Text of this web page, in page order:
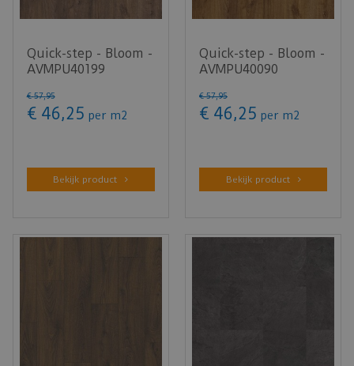
Quick-step - Bloom -
AVMPU40199
e eik (K…
€ 57,95
€ 46,25 per m2
Bekijk product
Quick-step - Bloom -
AVMPU40090
(Klik PVC)
€ 57,95
€ 46,25 per m2
Bekijk product